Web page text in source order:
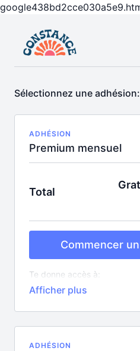
Sélectionnez une adhésion:
ADHÉSION
Premium mensuel
Total
Commencer
Te donne accès à:
Tous les cours en ligne
nouveaux par semaine)
Plus de 350 recettes
Toutes les nouveautés
ADHÉSION